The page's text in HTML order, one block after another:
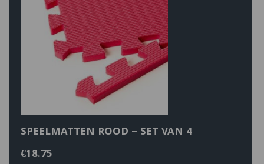
SPEELMATTEN ROOD – SET VAN 4
€18.75